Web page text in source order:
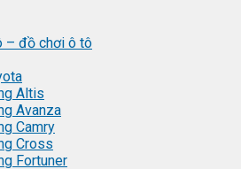
– đồ chơi ô tô
Altis
Avanza
Camry
Cross
Fortuner